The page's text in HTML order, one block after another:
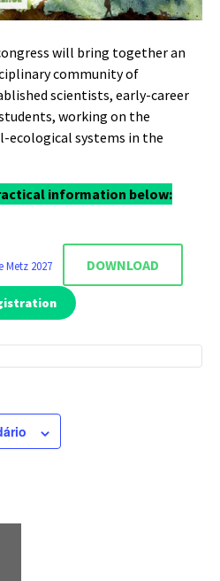
will bring together an
community of
scientists, early-career
working on the
systems in the
information below:
Metz 2027 DOWNLOAD